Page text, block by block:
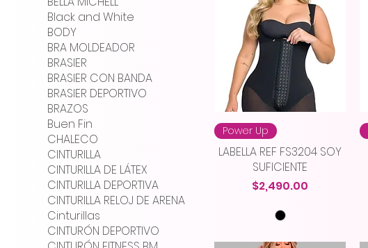
Black and White
BODY
BRA MOLDEADOR
BRASIER
BRASIER CON BANDA
BRASIER DEPORTIVO
BRAZOS
Buen Fin
CHALECO
CINTURILLA
CINTURILLA DE LÁTEX
CINTURILLA DEPORTIVA
CINTURILLA RELOJ DE ARENA
Cinturillas
CINTURÓN DEPORTIVO
Power Up
LABELLA REF FS3204 SOY
SUFICIENTE
Precio
$2,490.00